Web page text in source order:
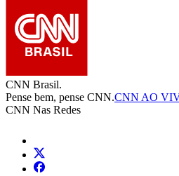
CNN Brasil.
Pense bem, pense CNN.CNN AO
CNN Nas Redes